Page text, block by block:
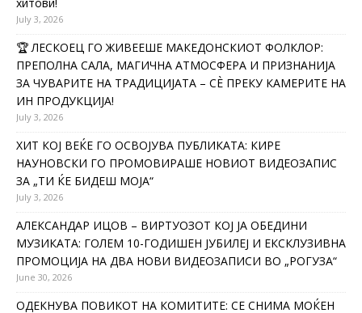
July 3, 2026
🏆 ЛЕСКОЕЦ ГО ЖИВЕЕШЕ МАКЕДОНСКИОТ ФОЛКЛОР:
ПРЕПОЛНА САЛА, МАГИЧНА АТМОСФЕРА И ПРИЗНАНИЈА
ЗА ЧУВАРИТЕ НА ТРАДИЦИЈАТА – СÈ ПРЕКУ КАМЕРИТЕ НА
ИН ПРОДУКЦИЈА!
July 3, 2026
ХИТ КОЈ ВЕЌЕ ГО ОСВОЈУВА ПУБЛИКАТА: КИРЕ
НАУНОВСКИ ГО ПРОМОВИРАШЕ НОВИОТ ВИДЕОЗАПИС
ЗА „ТИ ЌЕ БИДЕШ МОЈА“
July 3, 2026
АЛЕКСАНДАР ИЦОВ – ВИРТУОЗОТ КОЈ ЈА ОБЕДИНИ
МУЗИКАТА: ГОЛЕМ 10-ГОДИШЕН ЈУБИЛЕЈ И ЕКСКЛУЗИВНА
ПРОМОЦИЈА НА ДВА НОВИ ВИДЕОЗАПИСИ ВО „РОГУЗА“
June 30, 2026
ОДЕКНУВА ПОВИКОТ НА КОМИТИТЕ: СЕ СНИМА МОЌЕН